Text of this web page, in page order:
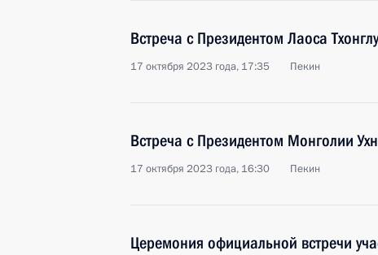
Встреча с Президентом Лаоса
17 октября 2023 года, 17:35 Пекин
Встреча с Президентом Монголии
17 октября 2023 года, 16:30 Пекин
Церемония официальной встречи